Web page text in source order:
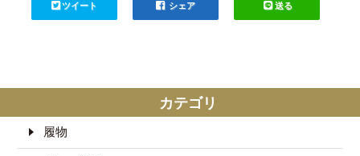
ツイート シェア 送る
カテゴリ
履物